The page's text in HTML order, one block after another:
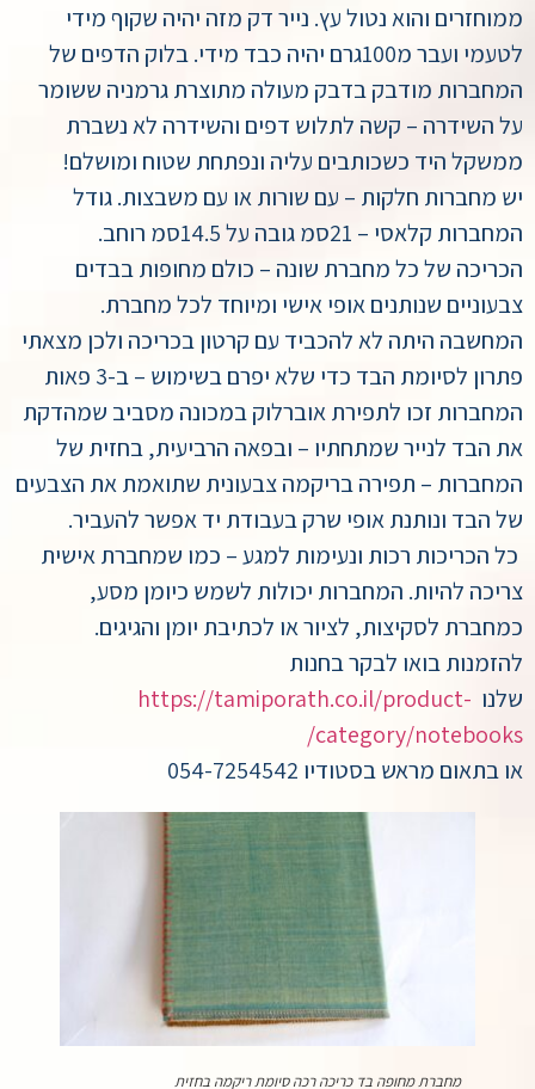
ממוחזרים והוא נטול עץ. נייר דק מזה יהיה שקוף מידי
לטעמי ועבר מ100גרם יהיה כבד מידי. בלוק הדפים של
המחברות מודבק בדבק מעולה מתוצרת גרמניה ששומר
על השידרה – קשה לתלוש דפים והשידרה לא נשברת
ממשקל היד כשכותבים עליה ונפתחת שטוח ומושלם!
יש מחברות חלקות – עם שורות או עם משבצות. גודל
המחברות קלאסי – 21סמ גובה על 14.5סמ רוחב.
הכריכה של כל מחברת שונה – כולם מחופות בבדים
צבעוניים שנותנים אופי אישי ומיוחד לכל מחברת.
המחשבה היתה לא להכביד עם קרטון בכריכה ולכן מצאתי
פתרון לסיומת הבד כדי שלא יפרם בשימוש – ב-3 פאות
המחברות זכו לתפירת אוברלוק במכונה מסביב שמהדקת
את הבד לנייר שמתחתיו – ובפאה הרביעית, בחזית של
המחברות – תפירה בריקמה צבעונית שתואמת את הצבעים
של הבד ונותנת אופי שרק בעבודת יד אפשר להעביר.
כל הכריכות רכות ונעימות למגע – כמו שמחברת אישית
צריכה להיות. המחברות יכולות לשמש כיומן מסע,
כמחברת לסקיצות, לציור או לכתיבת יומן והגיגים.
להזמנות בואו לבקר בחנות
שלנו https://tamiporath.co.il/product-
category/notebooks/
או בתאום מראש בסטודיו 054-7254542
מחברת מחופה בד כריכה רכה סיומת ריקמה בחזית